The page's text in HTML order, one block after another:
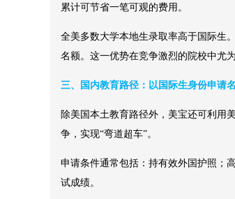
累计可节省一笔可观的费用。
全美多数大学本地生录取率高于国际生
名额。这一优势在竞争激烈的院校中尤为
三、国内教育路径：以国际生身份申请
除美国本土教育路径外，美宝还可利用
争，实现“弯道超车”。
申请条件通常包括：持有效外国护照；
试成绩。